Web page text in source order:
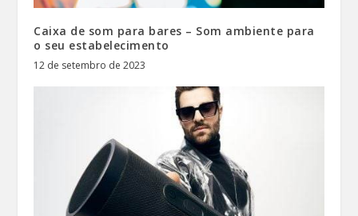
Caixa de som para bares – Som ambiente para
o seu estabelecimento
12 de setembro de 2023